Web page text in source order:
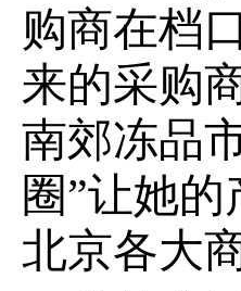
购商在档
来的采购
南郊冻品
圈”让她
北京各大